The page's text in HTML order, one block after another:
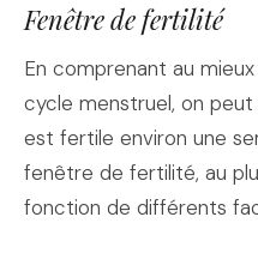
Fenêtre de fertilité
En comprenant au
cycle menstruel, on
est fertile environ une
fenêtre de fertilité, au
fonction de différents